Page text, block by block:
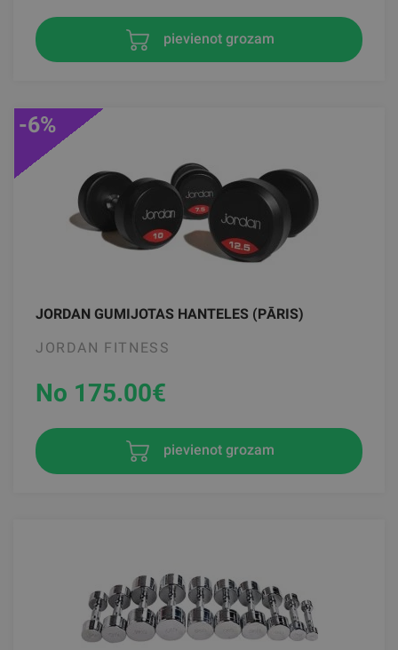
pievienot grozam
JORDAN GUMIJOTAS HANTELES (PĀRIS)
JORDAN FITNESS
-6%
No 175.00€
pievienot grozam